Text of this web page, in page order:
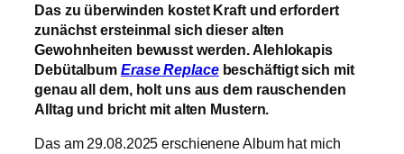
Das zu überwinden kostet Kraft und erfordert
zunächst ersteinmal sich dieser alten
Gewohnheiten bewusst werden. Alehlokapis
Debütalbum Erase Replacebeschäftigt sich mit
genau all dem, holt uns aus dem rauschenden
Alltag und bricht mit alten Mustern.
Das am 29.08.2025 erschienene Album hat mich